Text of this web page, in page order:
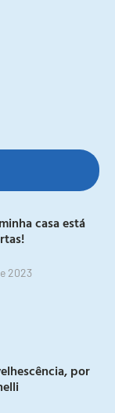
casa está
2023
por